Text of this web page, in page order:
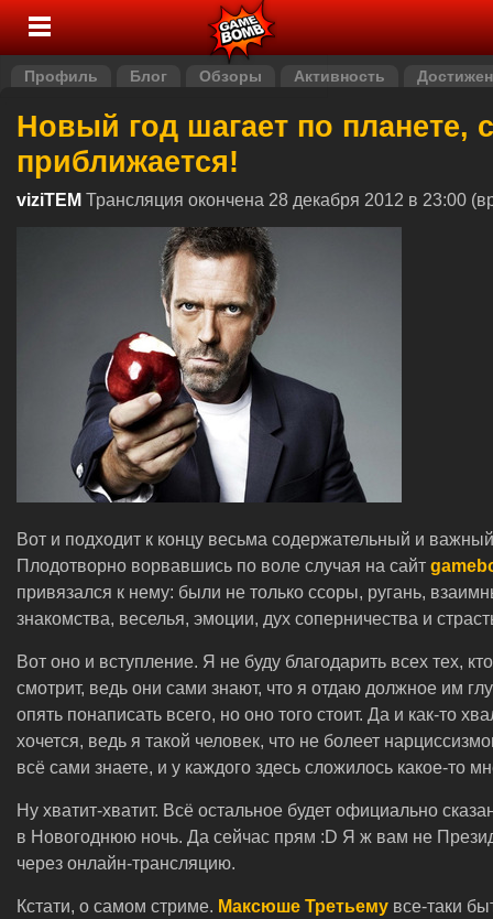
Профиль Блог Обзоры Активность
Новый год шагает по планете,
приближается!
viziTEM Трансляция окончена 28 декабря 2012 в
Вот и подходит к концу весьма содержательный и
Плодотворно ворвавшись по воле случая на сайт
привязался к нему: были не только ссоры, ругань,
знакомства, веселья, эмоции, дух соперничества и
Вот оно и вступление. Я не буду благодарить всех тех,
смотрит, ведь они сами знают, что я отдаю должное им
опять понаписать всего, но оно того стоит. Да и как-то
хочется, ведь я такой человек, что не болеет
всё сами знаете, и у каждого здесь сложилось какое-то
Ну хватит-хватит. Всё остальное будет официально
в Новогоднюю ночь. Да сейчас прям :D Я ж вам не
через онлайн-трансляцию.
Кстати, о самом стриме. Максюше Третьему все-таки